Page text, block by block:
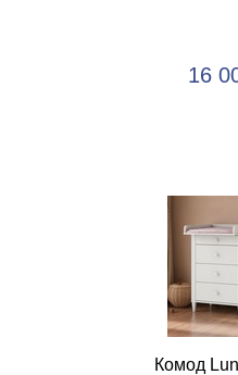
16
Комод